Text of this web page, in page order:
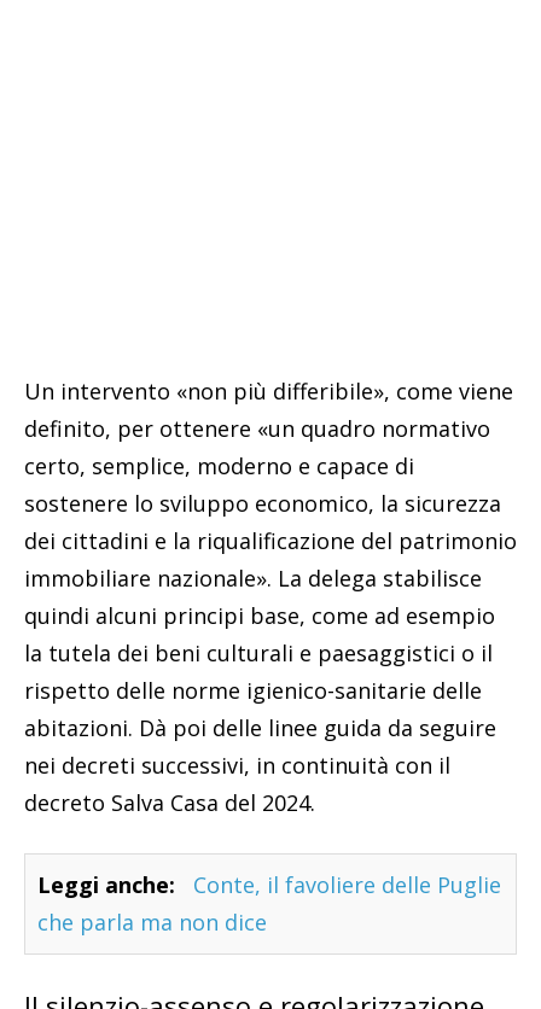
Un intervento «non più differibile», come viene
definito, per ottenere «un quadro normativo
certo, semplice, moderno e capace di
sostenere lo sviluppo economico, la sicurezza
dei cittadini e la riqualificazione del patrimonio
immobiliare nazionale». La delega stabilisce
quindi alcuni principi base, come ad esempio
la tutela dei beni culturali e paesaggistici o il
rispetto delle norme igienico-sanitarie delle
abitazioni. Dà poi delle linee guida da seguire
nei decreti successivi, in continuità con il
decreto Salva Casa del 2024.
Leggi anche:
Conte, il favoliere delle Puglie
che parla ma non dice